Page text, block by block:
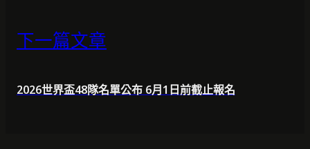
下一篇文章
2026世界盃48隊名單公布 6月1日前截止報名